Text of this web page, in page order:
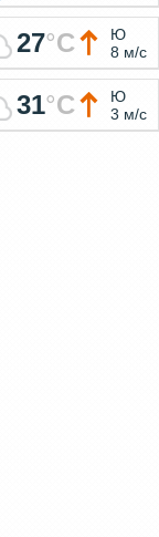
27°C
Ю
8 м/с
31°C
Ю
3 м/с